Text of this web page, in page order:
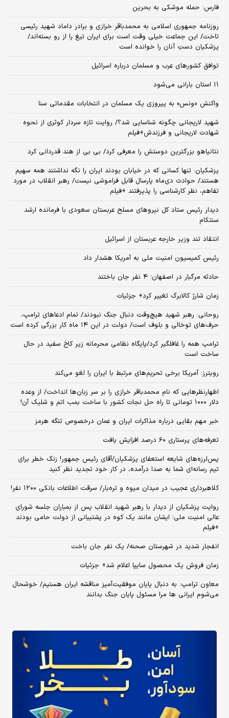
فارس: حمله موشکی به بحرین
روزنامه جمهوری اسلامی به محمدباقر خرازی و برادر داماد شهید رئیسی
تاخت/ این جماعت خیلی وقت است برای ایران تیغ را از رو بسته‌اند/
پزشکیان دستِ آنان را خوانده است
توافق کشورهای عرب و مسلمان درباره اسرائیل
۱۱ استان بارانی می‌شود
واکنش «ونس» به پیروزی یک مسلمان در انتخابات مقدماتی سنا
شهید لاریجانی چگونه شناسایی شد؟/ روایت تازه سردار کوثری از نحوه
شهادت لاریجانی و فرزندش+فیلم
نتانیاهو بزرگترین دوستش را معرفی کرد/ بی بی از هند قدردانی کرد
پزشکیان: تنها کسانی که در خیابان بودند ایران را نگه نداشتند همه سهیم
هستند/ حوادث دی‌ماه پارسال قابل فراموشی نیست/ رهبر انقلاب در مورد
تفاهم، نظر کارشناسی را پذیرفتند +فیلم
دیدار رئیس ستاد کل نیروهای مسلح عربستان سعودی با فرمانده ارشد
سنتکام
انتقاد تند وزیر خارجه عربستان از اسرائیل
رئیس کمیسیون امنیت ملی به آمریکا هشدار داد
حادثه مرگبار در اصفهان؛ ۴ نفر جان باختند
زمان شارژ کالابرگ تغییر کرد+ جزئیات
روحانی: رهبر شهید هیچ‌وقت دنبال جنگ نبودند/ تمام ادعاهای ترامپ،
حرف‌های توخالی و بلوف است/ دولت در این ۱۴ ماه کار بزرگی کرده است
ترامپ همه را غافلگیر کرد/پایگاه نظامی محرمانه زیر کاخ سفید در حال
ساخت است
رویترز: آمریکا برخی تحریم‌های مرتبط با ایران را لغو می‌کند
اظهارنظرهایی که نام محمدباقر خرازی را بر سر زبان‌ها انداخت/ از وعده
دلار ۱۰۰۰ تومانی تا راه حل نجات کشور با ساخت بمب اتم و شلیک آن!
خبر مهم بقایی درباره مذاکرات ایران و عمان درخصوص تنگه هرمز
تعرفه‌های پرستاری ۶۰ درصد افزایش یافت
پس‌لرزه‌های شایعه استعفای پزشکیان/آقای رئیس جمهور! زنگ خطر برای
تیم رسانه‌ای شما به صدا درآمده، در کار خود تجدید نظر کنید
کلاهبرداری عجیب در میدان میوه و تره‌بار/ سرقت اطلاعات بانکی ۱۲۰۰ نفر!
روایت پزشکیان از دیدار با رهبر شهید انقلاب پس از بمباران جلسه شورای
عالی امنیت ملی؛ ایشان مانند یک کوه در پشتیبانی از دولت حامی بودند
+فیلم
انفجار شدید در شهرستان صحنه/ یک نفر جان باخت
زمان فروش یک محصول سایپا اعلام شد+ جزئیات
معاون ترامپ: به دنبال پایان موفقیت‌آمیز مناقشه ایران هستیم/ خوشحال
می‌شوم ایرانی ها مرا مسئول پایان جنگ بدانند